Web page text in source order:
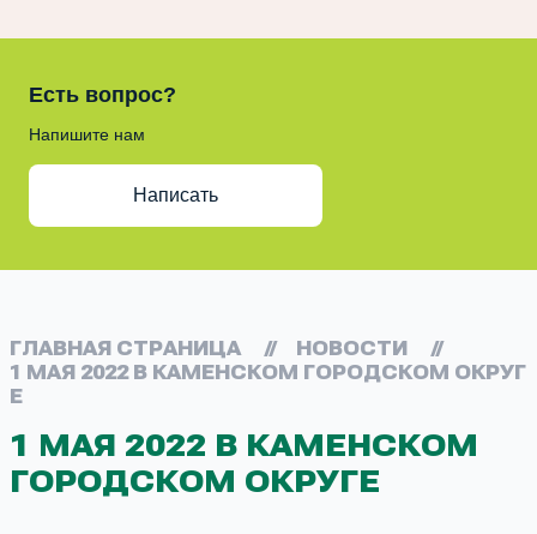
Есть вопрос?
Напишите нам
Написать
ГЛАВНАЯ СТРАНИЦА // НОВОСТИ
//
1 МАЯ 2022 В КАМЕНСКОМ ГОРОДСКОМ ОКРУГ
Е
1 МАЯ 2022 В КАМЕНСКОМ
ГОРОДСКОМ ОКРУГЕ